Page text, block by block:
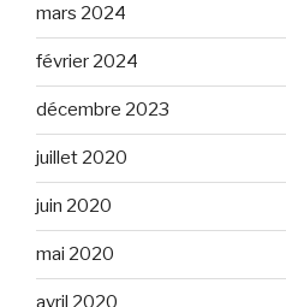
mars 2024
février 2024
décembre 2023
juillet 2020
juin 2020
mai 2020
avril 2020